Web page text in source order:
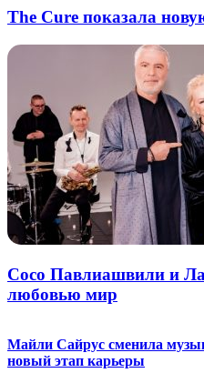
The Cure показала
Сосо Павлиашвили и
любовью мир
Майли Сайрус сменила
новый этап карьеры